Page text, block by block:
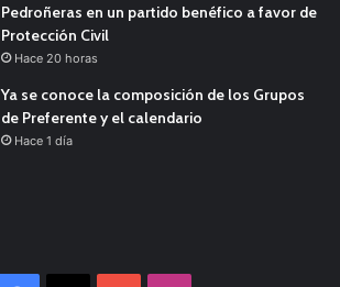
Pedroñeras en un partido benéfico a favor de
Protección Civil
Hace 20 horas
Ya se conoce la composición de los Grupos
de Preferente y el calendario
Hace 1 día